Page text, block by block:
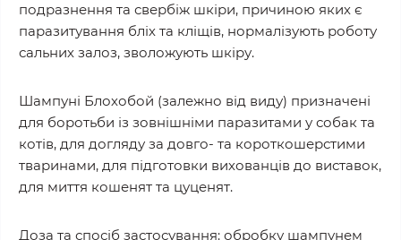
подразнення та свербіж шкіри, причиною яких є
паразитування бліх та кліщів, нормалізують роботу
сальних залоз, зволожують шкіру.
Шампуні Блохобой (залежно від виду) призначені
для боротьби із зовнішніми паразитами у собак та
котів, для догляду за довго- та короткошерстими
тваринами, для підготовки вихованців до виставок,
для миття кошенят та цуценят.
Доза та спосіб застосування: обробку шампунем